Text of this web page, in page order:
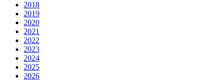
2018
2019
2020
2021
2022
2023
2024
2025
2026